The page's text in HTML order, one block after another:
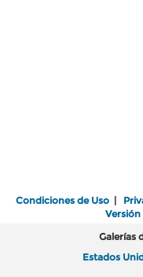
Condiciones de Uso |
Galerías
Estados